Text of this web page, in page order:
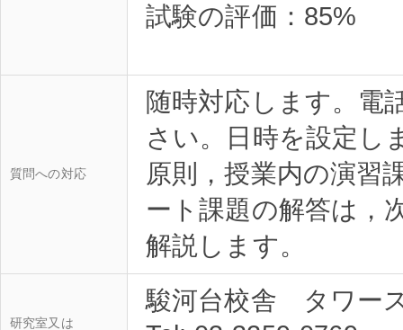
試験の評価：85%
質問への対応
随時対応します。電
さい。日時を設定し
原則，授業内の演習
ート課題の解答は，
研究室又は
駿河台校舎 タワー